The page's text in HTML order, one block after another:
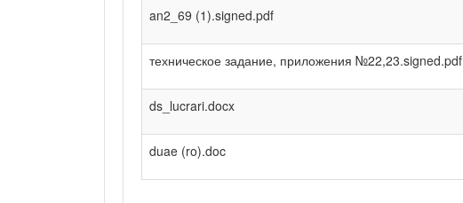
an2_69 (1).signed.pdf
техническое задание, приложения №22,23.signed.pdf
ds_lucrari.docx
duae (ro).doc